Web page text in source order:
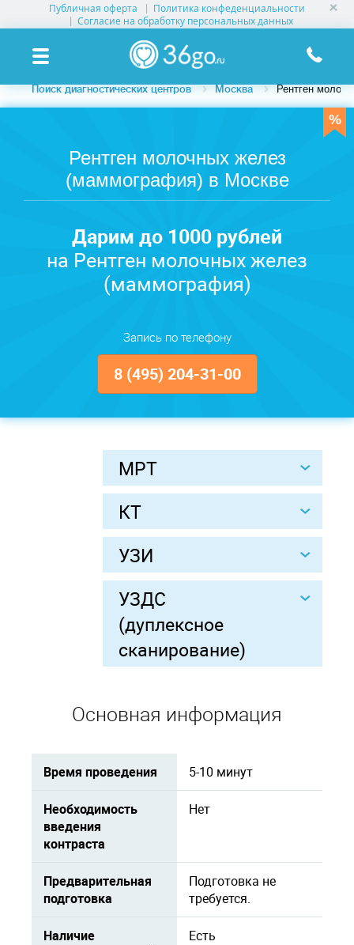
Публичная оферта
Политика конфеденциальности
Согласие на обработку персональных данных
УСЛУГИ КЛИНИК
КЛИНИКИ НА КАРТЕ
ПАМЯТКА ПАЦИЕНТУ
О ПРОЕКТЕ
Поиск диагностических центров Москва Рентген
Рентген молочных желез
(маммография) в Москве
Дарим до 1000 рублей
на Рентген молочных желез
(маммография)
Запись по телефону
8 (495) 204-31-00
МРТ
КТ
УЗИ
УЗДС
(дуплексное
сканирование)
Основная информация
Время проведения 5-10 минут
Необходимость
введения
контраста
Нет
Предварительная
подготовка
Подготовка не
требуется.
Наличие
Есть